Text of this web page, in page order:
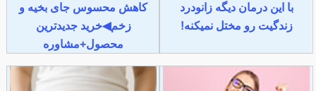
با این درمان دیگه زانودرد
زندگیت رو مختل نمیکنه!
کاهش محسوس جای بخیه و
زخم◀خرید جدیدترین
محصول+مشاوره